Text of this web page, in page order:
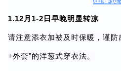
1.12月1-2日早晚明显转凉
请注意添衣加被及时保暖，谨防
+外套”的洋葱式穿衣法。